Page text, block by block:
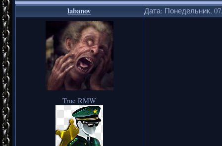
labanov Дата: Понедельник,
True RMW